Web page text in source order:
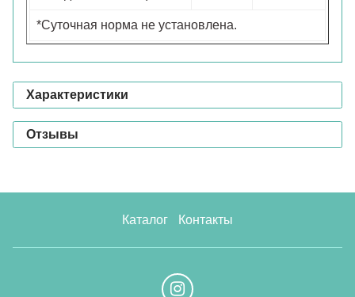
*Суточная норма не установлена.
Характеристики
Отзывы
Каталог Контакты